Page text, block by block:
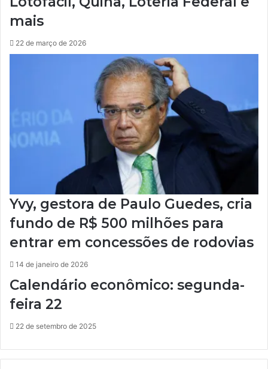
mais
22 de março de 2026
Yvy, gestora de Paulo Guedes, cria
fundo de R$ 500 milhões para
entrar em concessões de rodovias
14 de janeiro de 2026
Calendário econômico: segunda-
feira 22
22 de setembro de 2025